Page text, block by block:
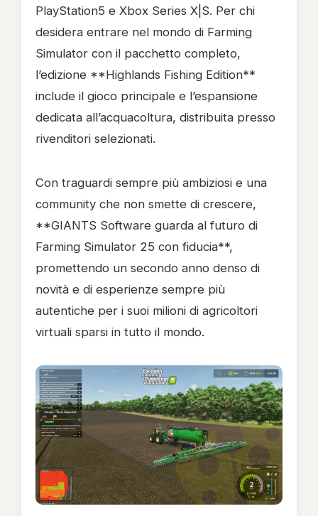
PlayStation5 e Xbox Series X|S. Per chi
desidera entrare nel mondo di Farming
Simulator con il pacchetto completo,
l’edizione **Highlands Fishing Edition**
include il gioco principale e l’espansione
dedicata all’acquacoltura, distribuita presso
rivenditori selezionati.
Con traguardi sempre più ambiziosi e una
community che non smette di crescere,
**GIANTS Software guarda al futuro di
Farming Simulator 25 con fiducia**,
promettendo un secondo anno denso di
novità e di esperienze sempre più
autentiche per i suoi milioni di agricoltori
virtuali sparsi in tutto il mondo.